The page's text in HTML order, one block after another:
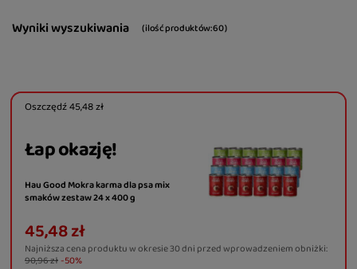
Wyniki wyszukiwania ( ilość produktów:60)
Oszczędź45,48 zł
Łap okazję!
Hau Good Mokra karma dla psa mix
smaków zestaw 24 x 400 g
45,48 zł
Najniższa cena produktu w okresie 30 dni przed wprowadzeniem obniżki:
90,96 zł -50%